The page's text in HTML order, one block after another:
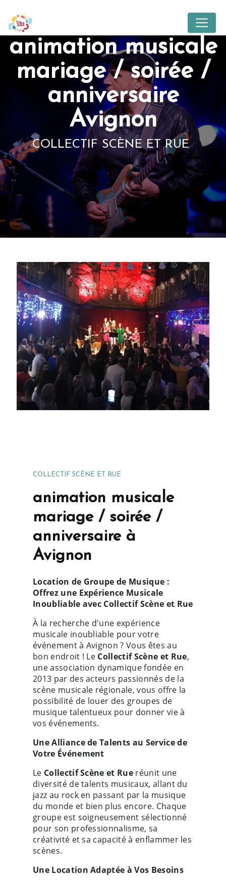
animation musicale
mariage / soirée /
anniversaire
Avignon
COLLECTIF SCÈNE ET RUE
COLLECTIF SCÈNE ET RUE
animation musicale
mariage / soirée /
anniversaire à
Avignon
Location de Groupe de Musique :
Offrez une Expérience Musicale
Inoubliable avec Collectif Scène et Rue
À la recherche d'une expérience
musicale inoubliable pour votre
événement à Avignon ? Vous êtes au
bon endroit ! Le Collectif Scène et Rue,
une association dynamique fondée en
2013 par des acteurs passionnés de la
scène musicale régionale, vous offre la
possibilité de louer des groupes de
musique talentueux pour donner vie à
vos événements.
Une Alliance de Talents au Service de
Votre Événement
Le Collectif Scène et Rue réunit une
diversité de talents musicaux, allant du
jazz au rock en passant par la musique
du monde et bien plus encore. Chaque
groupe est soigneusement sélectionné
pour son professionnalisme, sa
créativité et sa capacité à enflammer les
scènes.
Une Location Adaptée à Vos Besoins